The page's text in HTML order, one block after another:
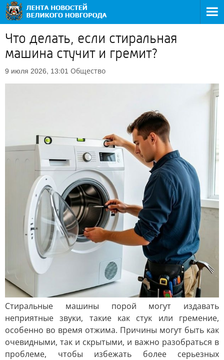
Что делать, если стиральная
машина стучит и гремит?
9 июля 2026, 13:01 Общество
Стиральные машины порой могут издавать
неприятные звуки, такие как стук или гремение,
особенно во время отжима. Причины могут быть как
очевидными, так и скрытыми, и важно разобраться в
проблеме, чтобы избежать более серьезных